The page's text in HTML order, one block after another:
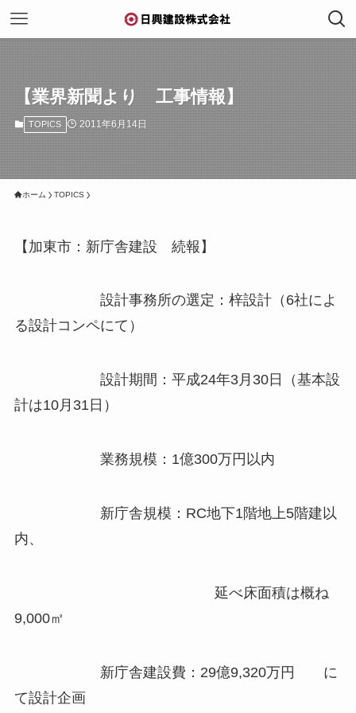
【業界新聞より 工事情報】
TOPICS 2011年6月14日
ホーム TOPICS
【加東市：新庁舎建設 続報】
設計事務所の選定：梓設計（6社によ
る設計コンペにて）
設計期間：平成24年3月30日（基本設
計は10月31日）
業務規模：1億300万円以内
新庁舎規模：RC地下1階地上5階建以
内、
延べ床面積は概ね
9,000㎡
新庁舎建設費：29億9,320万円 に
て設計企画